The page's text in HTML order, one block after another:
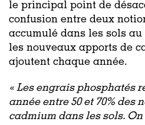
le principal point de
confusion entre deux
accumulé dans les sols
les nouveaux apports de
ajoutent chaque année.
« Les engrais phosphatés
année entre 50 et 70% des
cadmium dans les sols.